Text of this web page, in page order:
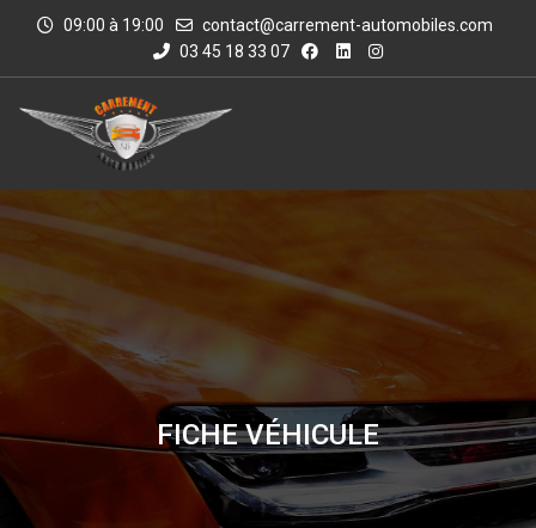
09:00 à 19:00
contact@carrement-automobiles.com
03 45 18 33 07
FICHE VÉHICULE